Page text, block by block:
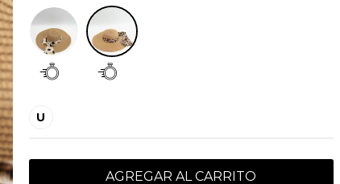
U
AGREGAR AL CARRITO